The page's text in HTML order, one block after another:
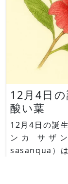
12月4日
酸い葉
12月4日の誕生
ンカ サザ
sasanqua）